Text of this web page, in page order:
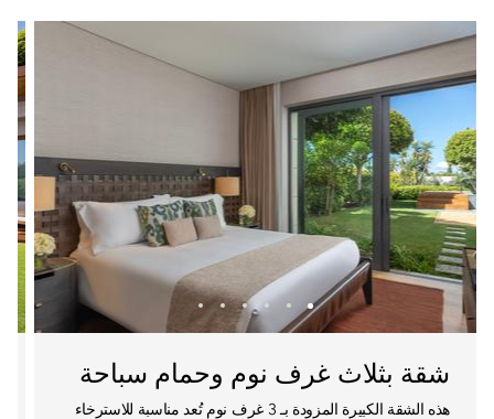
شقة بثلاث غرف نوم وحمام سباحة
هذه الشقة الكبيرة المزودة بـ 3 غرف نوم تُعد مناسبة للاسترخاء